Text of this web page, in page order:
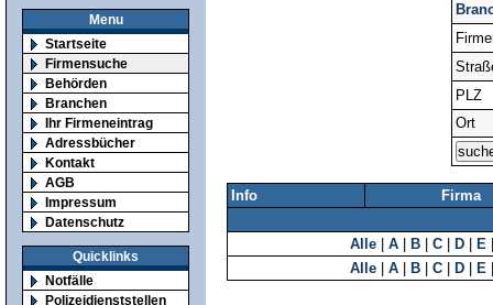
Menu
Startseite
Firmensuche
Behörden
Branchen
Ihr Firmeneintrag
Adressbücher
Kontakt
AGB
Impressum
Datenschutz
Quicklinks
Notfälle
Polizeidienststellen
PLZ
Ort
Info Firma
Alle A B C D E
Alle
A B C D E